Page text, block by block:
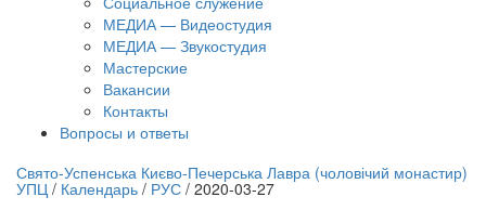
МЕДИА — Видеостудия
МЕДИА — Звукостудия
Мастерские
Вакансии
Контакты
Вопросы и ответы
трансляция | 12 сентября
Свято-Успенська Києво-Печерська Лавра (чоловічий монастир)
УПЦ / Календарь / РУС / 2020-03-27